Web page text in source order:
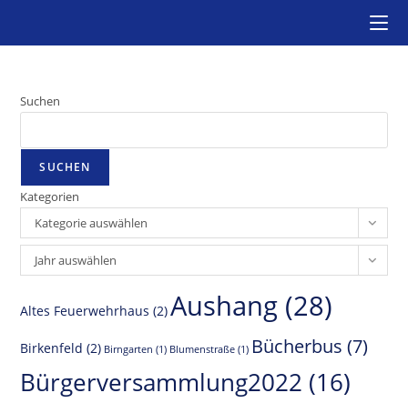
Suchen
SUCHEN
Kategorien
Kategorie auswählen
Archiv
Jahr auswählen
Altes Feuerwehrhaus (2)Aushang (28)
Birkenfeld (2) Birngarten (1) Blumenstraße (1) Bücherbus (7)
Bürgerversammlung2022 (16)